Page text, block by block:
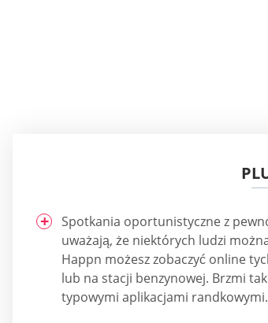
Spotkania oportunistyczne z
uważają, że niektórych ludzi
Happn możesz zobaczyć online
lub na stacji benzynowej. Brzmi
typowymi aplikacjami randkowymi.